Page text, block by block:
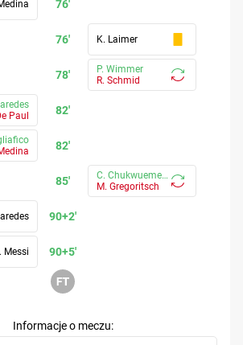
76'
76' K. Laimer
78'
P. Wimmer
R. Schmid
82'
Paul
82'
85'
C. Chukwuemeka
M. Gregoritsch
90+2'
90+5'
Messi
Informacje o meczu